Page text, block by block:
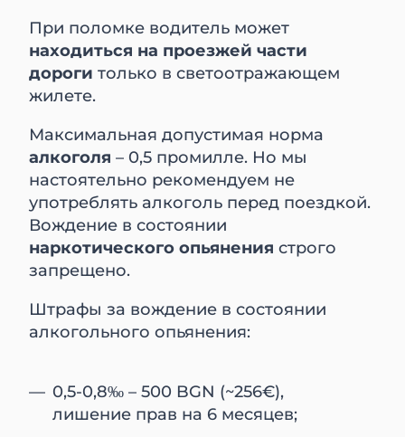
При поломке водитель может
находиться на проезжей части
дороги только в светоотражающем
жилете.
Максимальная допустимая норма
алкоголя – 0,5 промилле. Но мы
настоятельно рекомендуем не
употреблять алкоголь перед поездкой.
Вождение в состоянии
наркотического опьянения строго
запрещено.
Штрафы за вождение в состоянии
алкогольного опьянения:
0,5-0,8‰ – 500 BGN (~256€),
лишение прав на 6 месяцев;